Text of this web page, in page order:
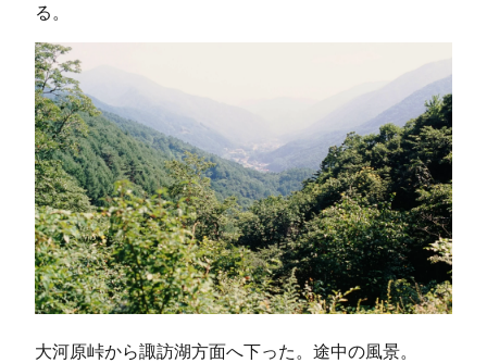
る。
大河原峠から諏訪湖方面へ下った。途中の風景。